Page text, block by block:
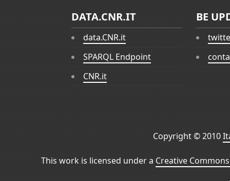
DATA.CNR.IT
data.CNR.it
SPARQL Endpoint
CNR.it
BE
Copyright © 2010
This work is licensed under a Creative